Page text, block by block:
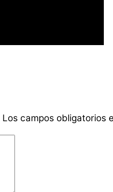
Los campos obligatorios